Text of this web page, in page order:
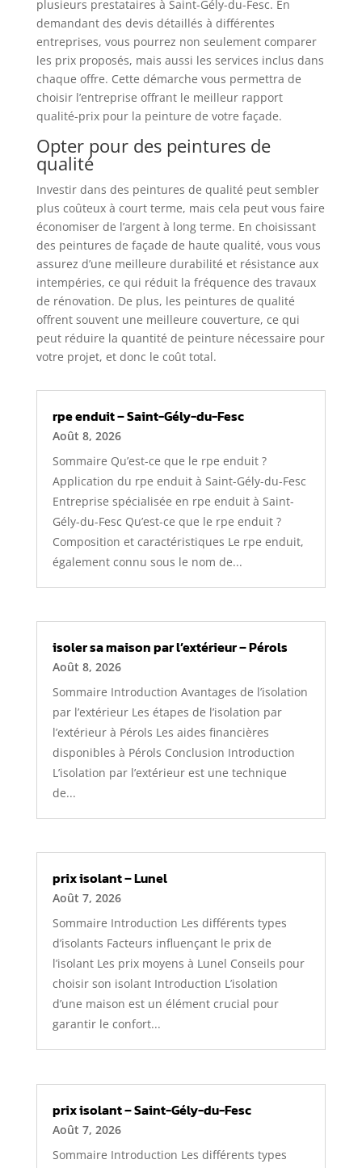
plusieurs prestataires à Saint-Gély-du-Fesc. En
demandant des devis détaillés à différentes
entreprises, vous pourrez non seulement comparer
les prix proposés, mais aussi les services inclus dans
chaque offre. Cette démarche vous permettra de
choisir l’entreprise offrant le meilleur rapport
qualité-prix pour la peinture de votre façade.
Opter pour des peintures de
qualité
Investir dans des peintures de qualité peut sembler
plus coûteux à court terme, mais cela peut vous faire
économiser de l’argent à long terme. En choisissant
des peintures de façade de haute qualité, vous vous
assurez d’une meilleure durabilité et résistance aux
intempéries, ce qui réduit la fréquence des travaux
de rénovation. De plus, les peintures de qualité
offrent souvent une meilleure couverture, ce qui
peut réduire la quantité de peinture nécessaire pour
votre projet, et donc le coût total.
rpe enduit – Saint-Gély-du-Fesc
Août 8, 2026
Sommaire Qu’est-ce que le rpe enduit ?
Application du rpe enduit à Saint-Gély-du-Fesc
Entreprise spécialisée en rpe enduit à Saint-
Gély-du-Fesc Qu’est-ce que le rpe enduit ?
Composition et caractéristiques Le rpe enduit,
également connu sous le nom de...
isoler sa maison par l’extérieur – Pérols
Août 8, 2026
Sommaire Introduction Avantages de l’isolation
par l’extérieur Les étapes de l’isolation par
l’extérieur à Pérols Les aides financières
disponibles à Pérols Conclusion Introduction
L’isolation par l’extérieur est une technique
de...
prix isolant – Lunel
Août 7, 2026
Sommaire Introduction Les différents types
d’isolants Facteurs influençant le prix de
l’isolant Les prix moyens à Lunel Conseils pour
choisir son isolant Introduction L’isolation
d’une maison est un élément crucial pour
garantir le confort...
prix isolant – Saint-Gély-du-Fesc
Août 7, 2026
Sommaire Introduction Les différents types